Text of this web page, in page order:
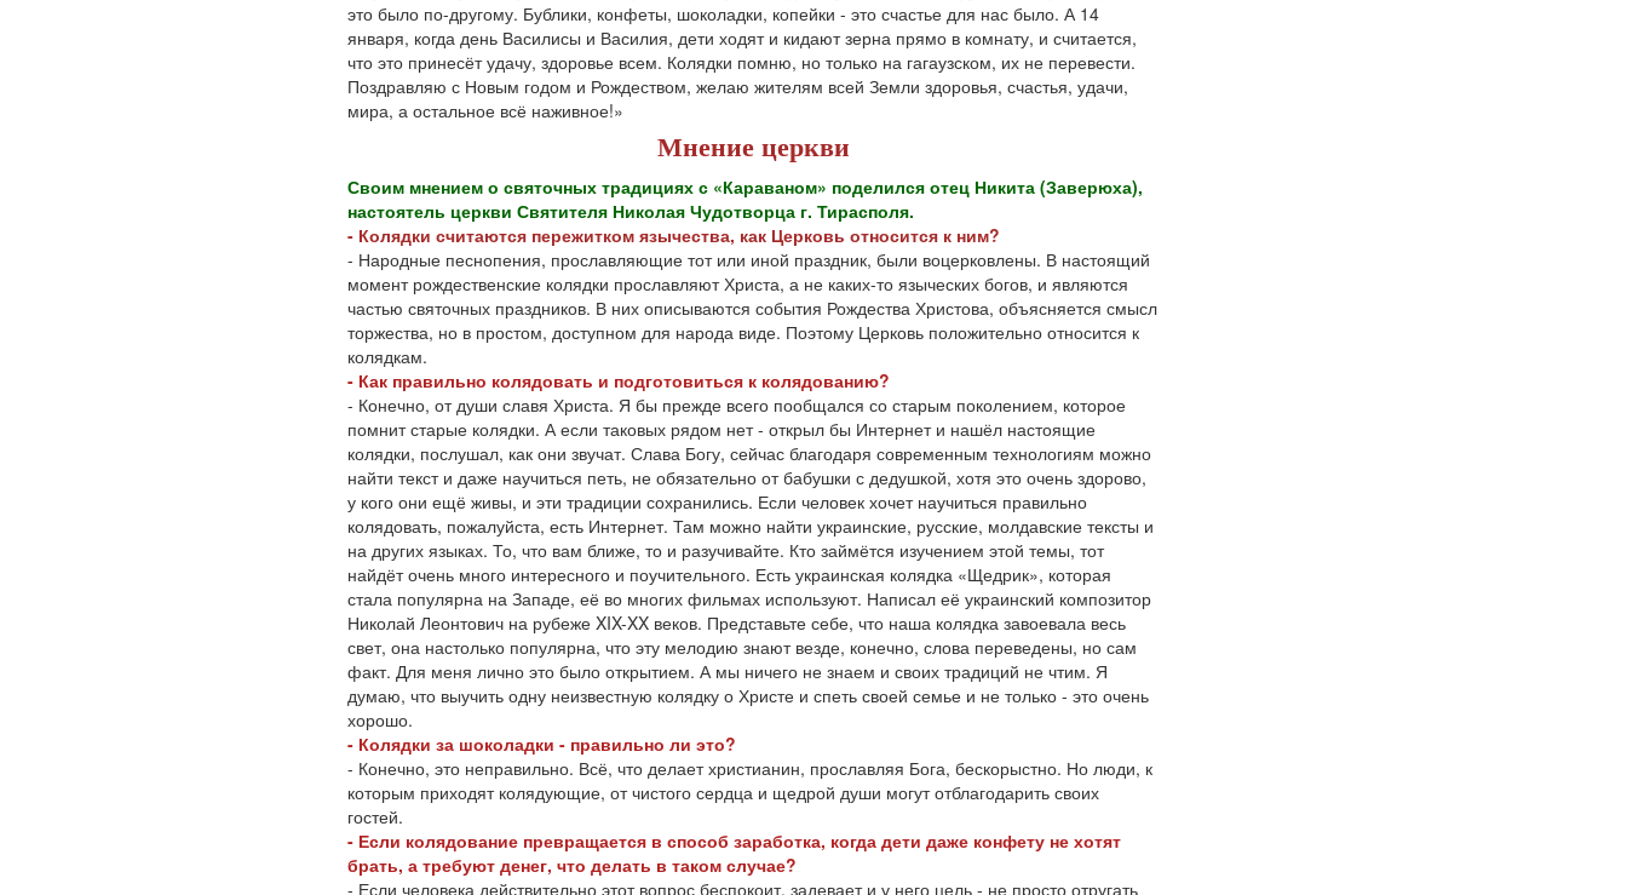
это было по-другому. Бублики, конфеты, шоколадки, копейки - это счастье для нас было. А 14
января, когда день Василисы и Василия, дети ходят и кидают зерна прямо в комнату, и считается,
что это принесёт удачу, здоровье всем. Колядки помню, но только на гагаузском, их не перевести.
Поздравляю с Новым годом и Рождеством, желаю жителям всей Земли здоровья, счастья, удачи,
мира, а остальное всё наживное!»
Мнение церкви
Своим мнением о святочных традициях с «Караваном» поделился отец Никита (Заверюха),
настоятель церкви Святителя Николая Чудотворца г. Тирасполя.
- Колядки считаются пережитком язычества, как Церковь относится к ним?
- Народные песнопения, прославляющие тот или иной праздник, были воцерковлены. В настоящий
момент рождественские колядки прославляют Христа, а не каких-то языческих богов, и являются
частью святочных праздников. В них описываются события Рождества Христова, объясняется смысл
торжества, но в простом, доступном для народа виде. Поэтому Церковь положительно относится к
колядкам.
- Как правильно колядовать и подготовиться к колядованию?
- Конечно, от души славя Христа. Я бы прежде всего пообщался со старым поколением, которое
помнит старые колядки. А если таковых рядом нет - открыл бы Интернет и нашёл настоящие
колядки, послушал, как они звучат. Слава Богу, сейчас благодаря современным технологиям можно
найти текст и даже научиться петь, не обязательно от бабушки с дедушкой, хотя это очень здорово,
у кого они ещё живы, и эти традиции сохранились. Если человек хочет научиться правильно
колядовать, пожалуйста, есть Интернет. Там можно найти украинские, русские, молдавские тексты и
на других языках. То, что вам ближе, то и разучивайте. Кто займётся изучением этой темы, тот
найдёт очень много интересного и поучительного. Есть украинская колядка «Щедрик», которая
стала популярна на Западе, её во многих фильмах используют. Написал её украинский композитор
Николай Леонтович на рубеже XIX-XX веков. Представьте себе, что наша колядка завоевала весь
свет, она настолько популярна, что эту мелодию знают везде, конечно, слова переведены, но сам
факт. Для меня лично это было открытием. А мы ничего не знаем и своих традиций не чтим. Я
думаю, что выучить одну неизвестную колядку о Христе и спеть своей семье и не только - это очень
хорошо.
- Колядки за шоколадки - правильно ли это?
- Конечно, это неправильно. Всё, что делает христианин, прославляя Бога, бескорыстно. Но люди, к
которым приходят колядующие, от чистого сердца и щедрой души могут отблагодарить своих
гостей.
- Если колядование превращается в способ заработка, когда дети даже конфету не хотят
брать, а требуют денег, что делать в таком случае?
- Если человека действительно этот вопрос беспокоит, задевает и у него цель - не просто отругать